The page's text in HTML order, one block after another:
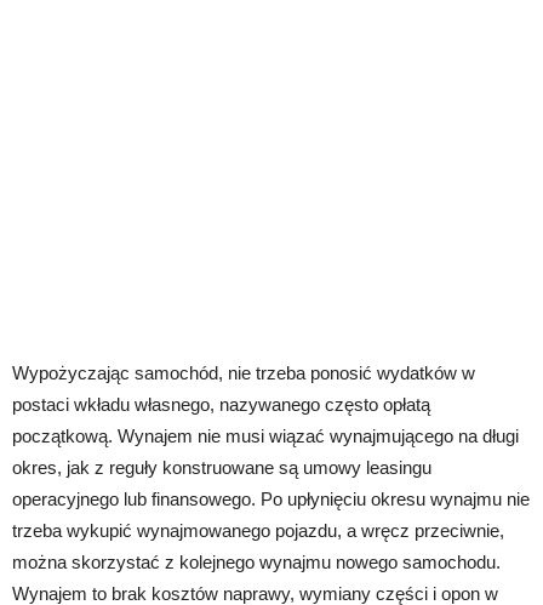
Wypożyczając samochód, nie trzeba ponosić wydatków w
postaci wkładu własnego, nazywanego często opłatą
początkową. Wynajem nie musi wiązać wynajmującego na długi
okres, jak z reguły konstruowane są umowy leasingu
operacyjnego lub finansowego. Po upłynięciu okresu wynajmu nie
trzeba wykupić wynajmowanego pojazdu, a wręcz przeciwnie,
można skorzystać z kolejnego wynajmu nowego samochodu.
Wynajem to brak kosztów naprawy, wymiany części i opon w